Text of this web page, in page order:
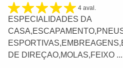
4 aval.
ESPECIALIDADES DA
DE DIREÇAO,MOLAS,FEIXO ...